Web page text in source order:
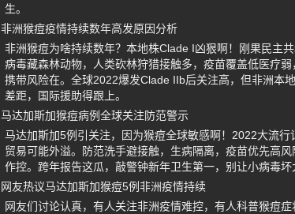
生。
非洲猴痘疫情持续数年高发原因分析
非洲猴痘为啥持续数年？本地株Clade I凶狠啊！刚果民主
病毒藏森林动物，人类砍林狩猎接触多，疫苗覆盖低医疗
携带风险在。全球2022爆发Clade IIb后关注高，但非洲本
差距，国际援助得跟上。
马达加斯加猴痘病例全球关注防范警示
马达加斯加5例引关注，因为猴痘全球敏感啊！2022大流
贸易可能外溢。防范洗手避接触，生病隔离，疫苗优先高
作控。跨年报告这瓜，敲警钟新年卫生第一，别让小病毒坏
网友热议马达加斯加猴痘5例非洲疫情持续
网友们讨论认真，有人关注非洲疫情难控，有人科普猴痘